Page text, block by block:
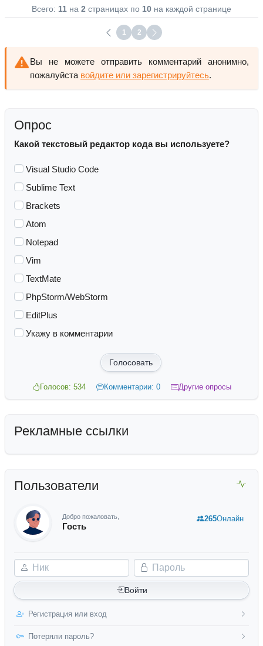
Всего: 11 на 2 страницах по 10 на каждой странице
1 2
Вы не можете отправить комментарий анонимно,
пожалуйста войдите или зарегистрируйтесь.
Опрос
Какой текстовый редактор кода вы используете?
Visual Studio Code
Sublime Text
Brackets
Atom
Notepad
Vim
TextMate
PhpStorm/WebStorm
EditPlus
Укажу в комментарии
Голосовать
Голосов: 534 Комментарии: 0 Другие опросы
Рекламные ссылки
Пользователи
Добро пожаловать,
Гость
Ник Пароль
Войти
Регистрация или вход
Потеряли пароль?
265Онлайн